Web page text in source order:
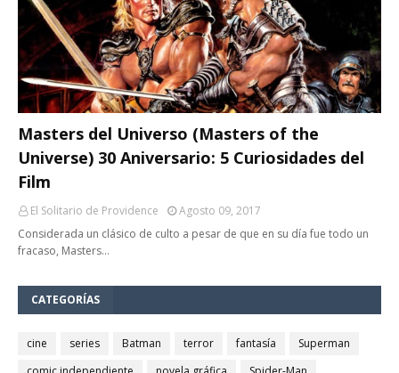
Masters del Universo (Masters of the
Universe) 30 Aniversario: 5 Curiosidades del
Film
El Solitario de Providence
Agosto 09, 2017
Considerada un clásico de culto a pesar de que en su día fue todo un
fracaso, Masters…
CATEGORÍAS
cine series Batman terror fantasía
Superman